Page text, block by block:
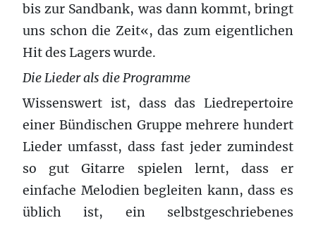
bis zur Sandbank, was dann kommt, bringt
uns schon die Zeit«, das zum eigentlichen
Hit des Lagers wurde.
Die Lieder als die Programme
Wissenswert ist, dass das Liedrepertoire
einer Bündischen Gruppe mehrere hundert
Lieder umfasst, dass fast jeder zumindest
so gut Gitarre spielen lernt, dass er
einfache Melodien begleiten kann, dass es
üblich ist, ein selbstgeschriebenes